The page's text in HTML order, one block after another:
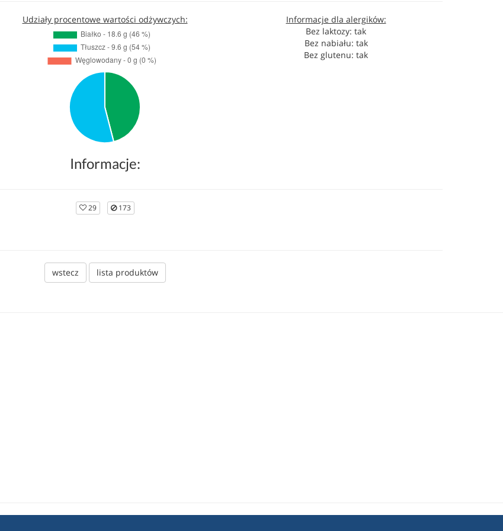
Udziały procentowe wartości odżywczych:
Informacje dla alergików:
Bez laktozy: tak
Bez nabiału: tak
Bez glutenu: tak
Informacje:
29 173
wstecz lista produktów